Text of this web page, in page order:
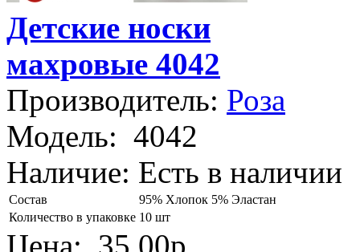
Детские носки
махровые 4042
Производитель: Роза
Модель: 4042
Наличие: Есть в наличии
Состав
95% Хлопок 5% Эластан
Количество в упаковке 10 шт